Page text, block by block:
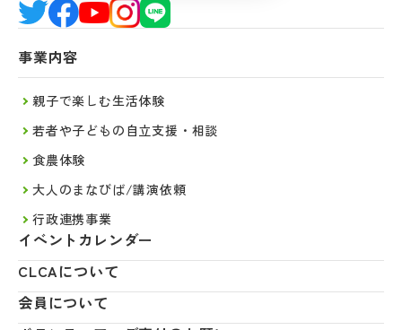
事業内容
親子で楽しむ生活体験
若者や子どもの自立支援・相談
食農体験
大人のまなびば/講演依頼
行政連携事業
イベントカレンダー
CLCAについて
会員について